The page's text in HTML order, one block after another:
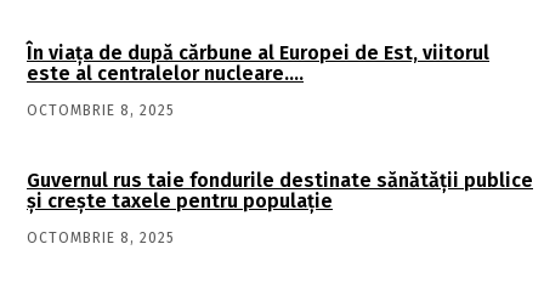
În viaţa de după cărbune al Europei de Est, viitorul
este al centralelor nucleare….
OCTOMBRIE 8, 2025
Guvernul rus taie fondurile destinate sănătății publice
și crește taxele pentru populație
OCTOMBRIE 8, 2025